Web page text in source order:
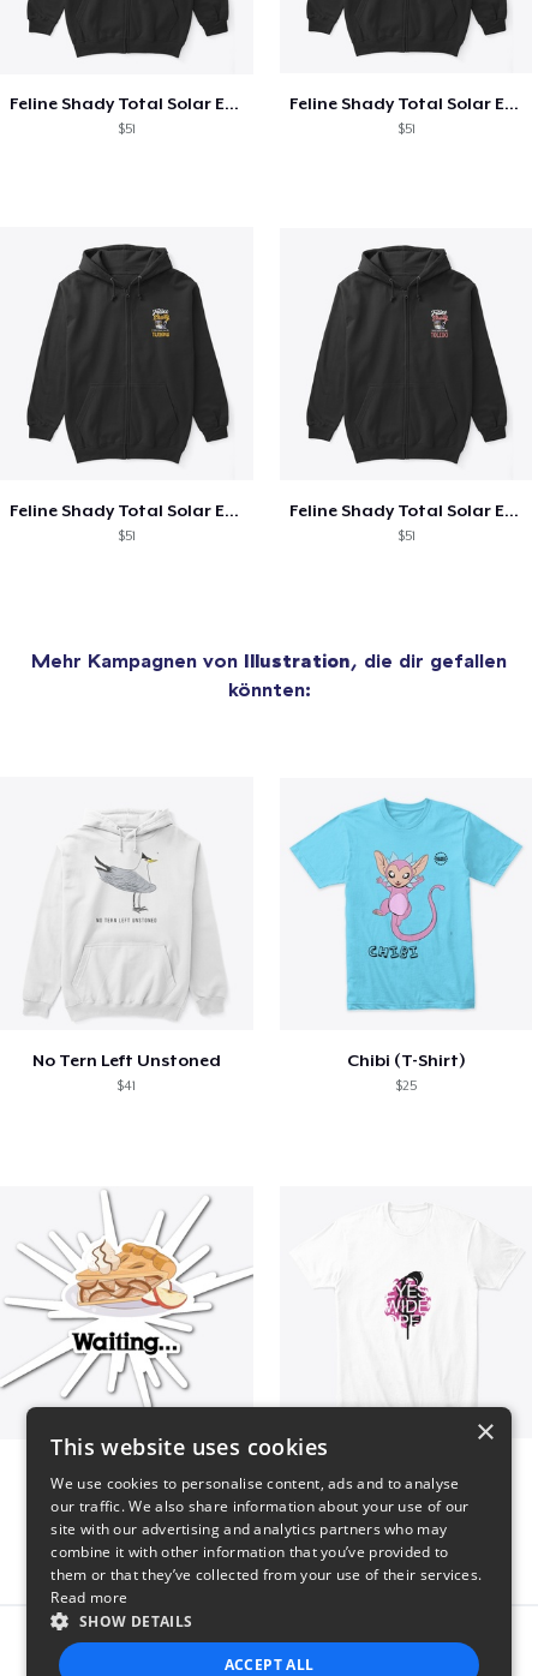
Feline Shady Total Solar Eclipse Texas
$51
Feline Shady Total Solar Eclipse Tijuana
$51
Feline Shady Total Solar Eclipse Tijuana
$51
Feline Shady Total Solar Eclipse Toledo
$51
Mehr Kampagnen von Illustration, die dir gefallen
könnten:
No Tern Left Unstoned
$41
Chibi (T-Shirt)
$25
$6 $24
Report this product
×
This website uses cookies
We use cookies to personalise content, ads and to analyse
our traffic. We also share information about your use of our
site with our advertising and analytics partners who may
combine it with other information that you’ve provided to
them or that they’ve collected from your use of their services.
Read more
SHOW DETAILS
ACCEPT ALL